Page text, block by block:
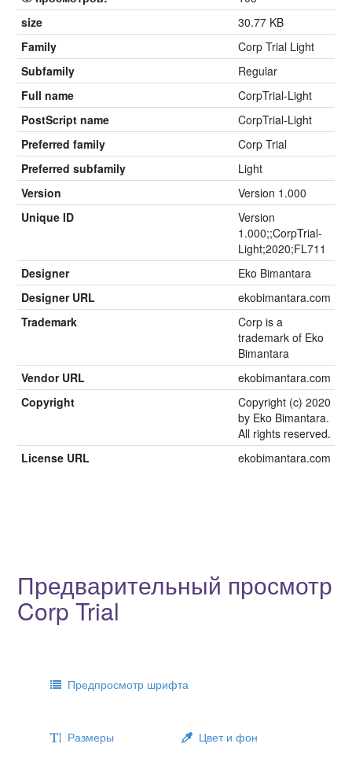
size
30.77 KB
Family
Corp Trial Light
Subfamily
Regular
Full name
CorpTrial-Light
PostScript name
CorpTrial-Light
Preferred family
Corp Trial
Preferred subfamily
Light
Version
Version 1.000
Unique ID
Version
1.000;;CorpTrial-
Light;2020;FL711
Designer
Eko Bimantara
Designer URL
ekobimantara.com
Trademark
Corp is a
trademark of Eko
Bimantara
Vendor URL
ekobimantara.com
Copyright
Copyright (c) 2020
by Eko Bimantara.
All rights reserved.
License URL
ekobimantara.com
Предварительный просмотр
Corp Trial
Предпросмотр шрифта
Размеры Цвет и фон